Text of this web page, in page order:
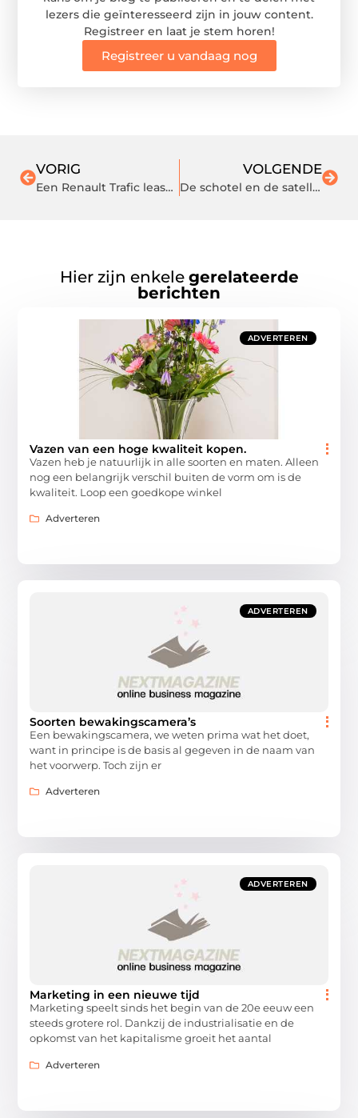
lezers die geïnteresseerd zijn in jouw content.
Registreer en laat je stem horen!
Registreer u vandaag nog
VORIG
Een Renault Trafic leasen voor je bedrijf
VOLGENDE
De schotel en de satelliet
Hier zijn enkele gerelateerde
berichten
ADVERTEREN
Vazen van een hoge kwaliteit kopen.
Vazen heb je natuurlijk in alle soorten en maten. Alleen
nog een belangrijk verschil buiten de vorm om is de
kwaliteit. Loop een goedkope winkel
Adverteren
ADVERTEREN
Soorten bewakingscamera’s
Een bewakingscamera, we weten prima wat het doet,
want in principe is de basis al gegeven in de naam van
het voorwerp. Toch zijn er
Adverteren
ADVERTEREN
Marketing in een nieuwe tijd
Marketing speelt sinds het begin van de 20e eeuw een
steeds grotere rol. Dankzij de industrialisatie en de
opkomst van het kapitalisme groeit het aantal
Adverteren